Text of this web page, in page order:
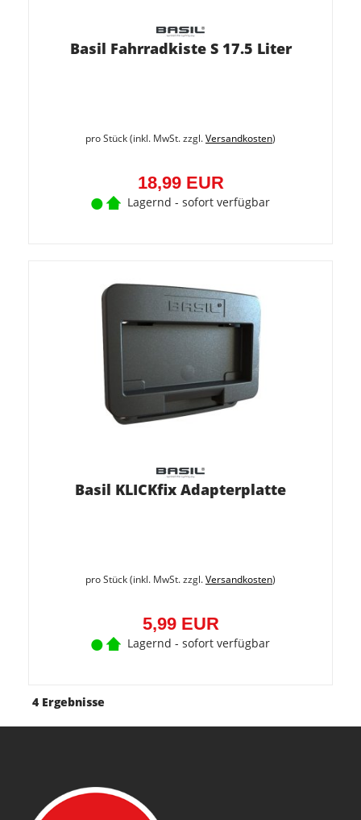
Basil Fahrradkiste S 17.5 Liter
pro Stück (inkl. MwSt. zzgl.Versandkosten)
18,99 EUR
Lagernd - sofort verfügbar
Basil KLICKfix Adapterplatte
pro Stück (inkl. MwSt. zzgl.Versandkosten)
5,99 EUR
Lagernd - sofort verfügbar
4 Ergebnisse